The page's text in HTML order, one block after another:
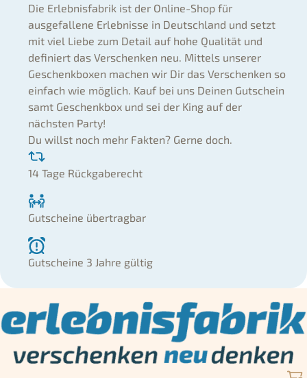
Die Erlebnisfabrik ist der Online-Shop für
ausgefallene Erlebnisse in Deutschland und setzt
mit viel Liebe zum Detail auf hohe Qualität und
definiert das Verschenken neu. Mittels unserer
Geschenkboxen machen wir Dir das Verschenken so
einfach wie möglich. Kauf bei uns Deinen Gutschein
samt Geschenkbox und sei der King auf der
nächsten Party!
Du willst noch mehr Fakten? Gerne doch.
14 Tage Rückgaberecht
Gutscheine übertragbar
Gutscheine 3 Jahre gültig